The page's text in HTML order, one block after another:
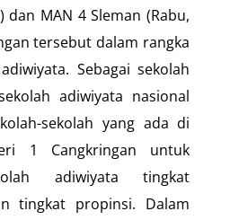
dan MAN 4 Sleman (Rabu,
tersebut dalam rangka
Sebagai sekolah
adiwiyata nasional
sekolah yang ada di
1 Cangkringan untuk
adiwiyata tingkat
tingkat propinsi. Dalam